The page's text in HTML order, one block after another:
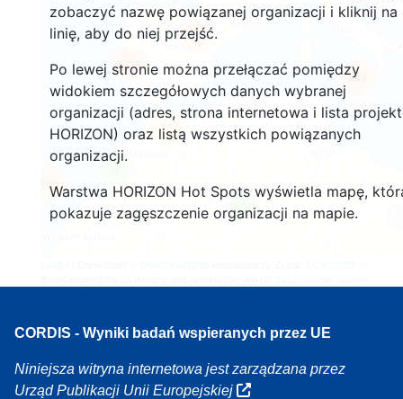
zobaczyć nazwę powiązanej organizacji i kliknij na
linię, aby do niej przejść.
Po lewej stronie można przełączać pomiędzy
widokiem szczegółowych danych wybranej
organizacji (adres, strona internetowa i lista
HORIZON) oraz listą wszystkich powiązanych
organizacji.
Warstwa HORIZON Hot Spots wyświetla mapę,
pokazuje zagęszczenie organizacji na mapie.
7
160
70
1528
649
6256
CORDIS - Wyniki badań wspieranych przez UE
Niniejsza witryna internetowa jest zarządzana przez
Urząd Publikacji Unii Europejskiej